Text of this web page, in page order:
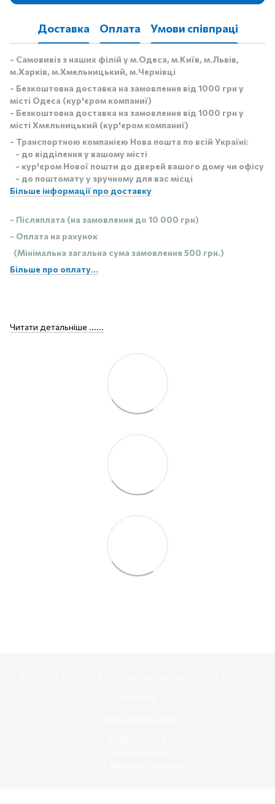
Доставка Оплата Умови співпраці
- Самовивіз з наших філій у м.Одеса, м.Київ, м.Львів,
м.Харків, м.Хмельницький, м.Чернівці
- Безкоштовна доставка на замовлення від 1000 грн у
місті Одеса (кур'єром компаниї)
- Безкоштовна доставка на замовлення від 1000 грн у
місті Хмельницький (кур'єром компаниї)
- Транспортною компанією Нова пошта по всій Україні:
- до відділення у вашому місті
- кур'єром Нової пошти до дверей вашого дому чи офісу
- до поштомату у зручному для вас місці
Більше інформації про доставку
- Післяплата (на замовлення до 10 000 грн)
- Оплата на рахунок
(Мінімальна загальна сума замовлення 500 грн.)
Більше про оплату...
Читати детальніше ......